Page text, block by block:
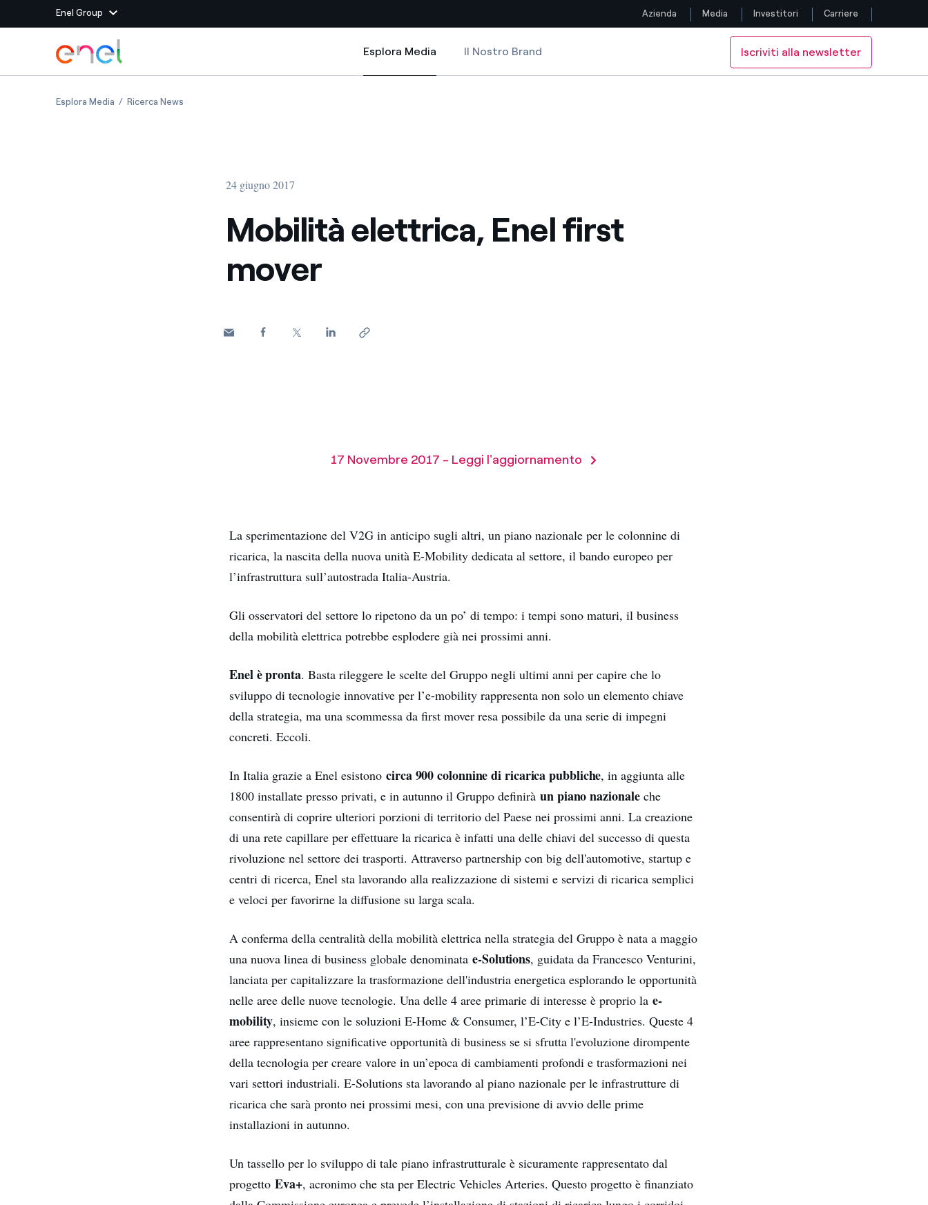
Enel Group
Siti del Gruppo
Enel Green Power
con l'Innovability®
Massimizziamo la creazione di valore grazie al
Sosteniamo le iniziative delle organizzazioni non
Siti Paese
Colombia
Seguici
Vai al contenuto principale
Azienda Media Investitori Carriere
Esplora Media
Esplora Media
Il Nostro Brand Iscriviti alla newsletter
Esplora MediaMobilità elettrica, Enel first mover
Ricerca News
24 giugno 2017
Mobilità elettrica, Enel first
mover
17 Novembre 2017 - Leggi l'aggiornamento
La sperimentazione del V2G in anticipo sugli altri, un piano nazionale per le colonnine di
ricarica, la nascita della nuova unità E-Mobility dedicata al settore, il bando europeo per
l’infrastruttura sull’autostrada Italia-Austria.
Gli osservatori del settore lo ripetono da un po’ di tempo: i tempi sono maturi, il business
della mobilità elettrica potrebbe esplodere già nei prossimi anni.
Enel è pronta. Basta rileggere le scelte del Gruppo negli ultimi anni per capire che lo
sviluppo di tecnologie innovative per l’e-mobility rappresenta non solo un elemento chiave
della strategia, ma una scommessa da first mover resa possibile da una serie di impegni
concreti. Eccoli.
In Italia grazie a Enel esistonocirca 900 colonnine di ricarica pubbliche, in aggiunta alle
1800 installate presso privati, e in autunno il Gruppo definiràun piano nazionaleche
consentirà di coprire ulteriori porzioni di territorio del Paese nei prossimi anni. La creazione
di una rete capillare per effettuare la ricarica è infatti una delle chiavi del successo di questa
rivoluzione nel settore dei trasporti. Attraverso partnership con big dell'automotive, startup e
centri di ricerca, Enel sta lavorando alla realizzazione di sistemi e servizi di ricarica semplici
e veloci per favorirne la diffusione su larga scala.
A conferma della centralità della mobilità elettrica nella strategia del Gruppo è nata a maggio
una nuova linea di business globale denominatae-Solutions, guidata da Francesco Venturini,
lanciata per capitalizzare la trasformazione dell'industria energetica esplorando le opportunità
nelle aree delle nuove tecnologie. Una delle 4 aree primarie di interesse è proprio lae-
mobility, insieme con le soluzioni E-Home & Consumer, l’E-City e l’E-Industries. Queste 4
aree rappresentano significative opportunità di business se si sfrutta l'evoluzione dirompente
della tecnologia per creare valore in un’epoca di cambiamenti profondi e trasformazioni nei
vari settori industriali. E-Solutions sta lavorando al piano nazionale per le infrastrutture di
ricarica che sarà pronto nei prossimi mesi, con una previsione di avvio delle prime
installazioni in autunno.
Un tassello per lo sviluppo di tale piano infrastrutturale è sicuramente rappresentato dal
progettoEva+, acronimo che sta per Electric Vehicles Arteries. Questo progetto è finanziato